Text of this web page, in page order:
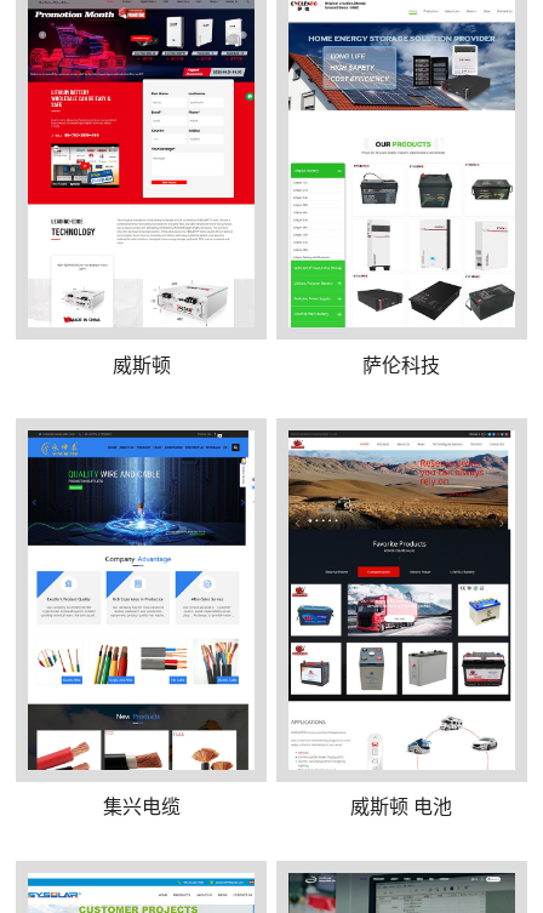
威斯顿 萨伦科技
集兴电缆 威斯顿 电池